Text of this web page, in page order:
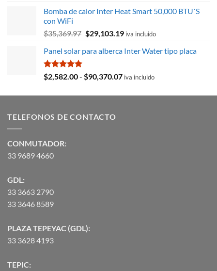
era:
es:
Bomba de calor Inter Heat Smart 50,000 BTU´S
con WiFi
$35,369.97 El
original
$35,369.97.
$29,103.19El
actual
$29,103.19.
iva incluido
Panel solar para alberca Inter Water tipo placa
Valorado
con
$2,582.00- $90,370.07Rango
precios:
iva incluido
TELEFONOS DE CONTACTO
CONMUTADOR:
33 9689 4660
GDL:
33 3663 2790
33 3646 8589
PLAZA TEPEYAC (GDL):
33 3628 4193
TEPIC: